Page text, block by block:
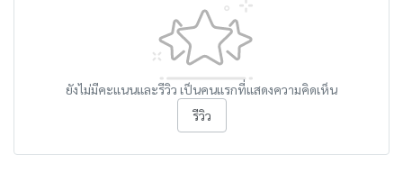
ยังไม่มีคะแนนและรีวิว เป็นคนแรกที่แสดงความคิดเห็น
รีวิว